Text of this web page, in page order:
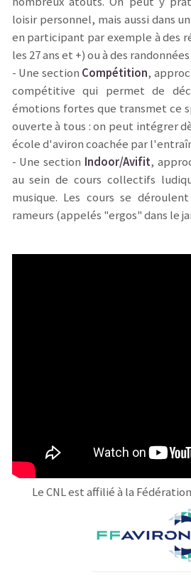
loisir personnel, mais aussi dans
en participant par exemple à des
les 27 ans et +) ou à des
- Une section Compétition,
compétitive qui permet de
émotions fortes que transmet ce
ouverte à tous : on peut intégrer
école d'aviron coachée par
- Une section Indoor/Avifit,
au sein de cours collectifs
musique. Les cours se
rameurs (appelés "ergos" dans le
Le CNL est affilié à la